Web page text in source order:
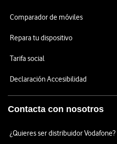
Comparador de móviles
Repara tu dispositivo
Tarifa social
Declaración Accesibilidad
Contacta con nosotros
¿Quieres ser distribuidor Vodafone?